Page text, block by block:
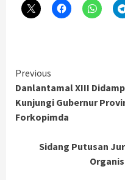
Continue
Reading
Previous
Danlantamal XIII
Kunjungi Gubernur
Forkopimda
Sidang Putusan